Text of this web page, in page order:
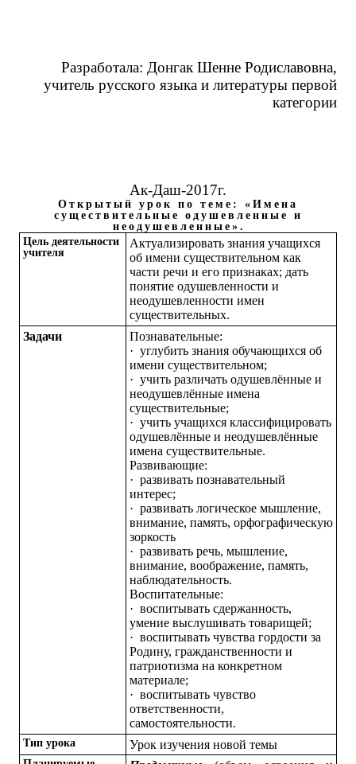
Разработала: Донгак Шенне Родиславовна,
учитель русского языка и литературы первой
категории
Ак-Даш-2017г.
Открытый урок по теме: «Имена
существительные одушевленные и
неодушевленные» .
Цель деятельности
учителя
Актуализировать знания учащихся
об имени существительном как
части речи и его признаках; дать
понятие одушевленности и
неодушевленности имен
существительных.
Задачи
Познавательные:
· углубить знания обучающихся об
имени существительном;
· учить различать одушевлённые и
неодушевлённые имена
существительные;
· учить учащихся классифицировать
одушевлённые и неодушевлённые
имена существительные.
Развивающие:
· развивать познавательный
интерес;
· развивать логическое мышление,
внимание, память, орфографическую
зоркость
· развивать речь, мышление,
внимание, воображение, память,
наблюдательность.
Воспитательные:
· воспитывать сдержанность,
умение выслушивать товарищей;
· воспитывать чувства гордости за
Родину, гражданственности и
патриотизма на конкретном
материале;
· воспитывать чувство
ответственности,
самостоятельности.
Тип урока Урок изучения новой темы